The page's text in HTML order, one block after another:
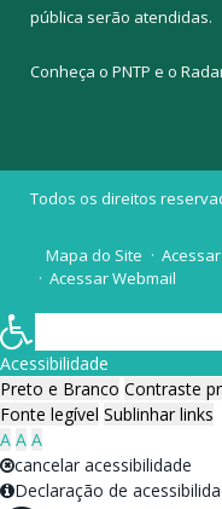
pública serão atendidas.
Conheça o PNTP e o
Todos os direitos
Mapa do Site
Acessar Webmail
Acessibilidade
Preto e Branco Contraste
Fonte legível Sublinhar links
A A A
cancelar acessibilidade
Declaração de